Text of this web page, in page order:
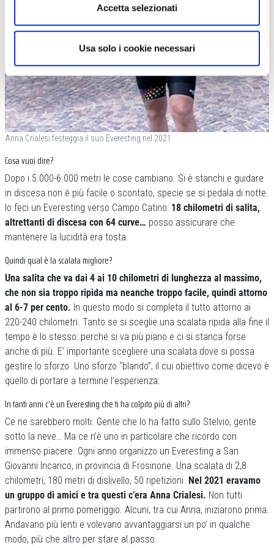
Accetta selezionati
Usa solo i cookie necessari
Anna Crialesi festeggia il suo Everesting nel 2021
Cosa vuoi dire?
Dopo i 5.000-6.000 metri le cose cambiano. Si è stanchi e guidare
in discesa non è più facile o scontato, specie se si pedala di notte.
Io feci un Everesting verso Campo Catino: 18 chilometri di salita,
altrettanti di discesa con 64 curve… posso assicurare che
mantenere la lucidità era tosta.
Quindi qual è la scalata migliore?
Una salita che va dai 4 ai 10 chilometri di lunghezza al massimo,
che non sia troppo ripida ma neanche troppo facile, quindi attorno
al 6-7 per cento. In questo modo si completa il tutto attorno ai
220-240 chilometri. Tanto se si sceglie una scalata ripida alla fine il
tempo è lo stesso: perché si va più piano e ci si stanca forse
anche di più. E’ importante scegliere una scalata dove si possa
gestire lo sforzo. Uno sforzo “blando”, il cui obiettivo come dicevo è
quello di portare a termine l’esperienza.
In tanti anni c’è un Everesting che ti ha colpito più di altri?
Ce ne sarebbero molti. Gente che lo ha fatto sullo Stelvio, gente
sotto la neve… Ma ce n’è uno in particolare che ricordo con
immenso piacere. Ogni anno organizzo un Everesting a San
Giovanni Incarico, in provincia di Frosinone. Una scalata di 2,8
chilometri, 180 metri di dislivello, 50 ripetizioni. Nel 2021 eravamo
un gruppo di amici e tra questi c’era Anna Crialesi. Non tutti
partirono al primo pomeriggio. Alcuni, tra cui Anna, iniziarono prima.
Andavano più lenti e volevano avvantaggiarsi un po’ in qualche
modo, più che altro per stare al passo.